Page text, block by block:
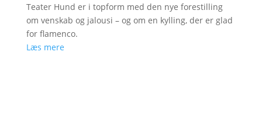
Teater Hund er i topform med den nye forestilling
om venskab og jalousi – og om en kylling, der er glad
for flamenco.
Læs mere